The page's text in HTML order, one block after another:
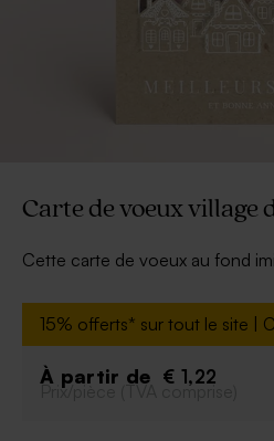
Carte de voeux village
Cette carte de voeux au fond
de famille sur le devant et votre
dos charmeront vos proches.
15% offerts* sur tout le site |
À partir de € 1,22
Prix/pièce (TVA comprise)